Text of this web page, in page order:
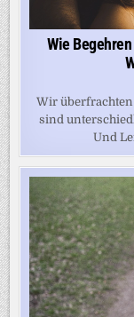
Wie
Wir überfrachten
sind
Und